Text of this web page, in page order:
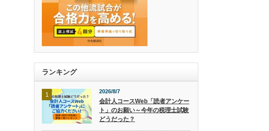
ランキング
1 2026/8/7
会計人コースWeb「読者アンケー
ト」のお願い～今年の税理士試験
どうだった？